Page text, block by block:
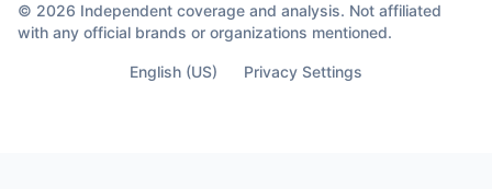
© 2026 Independent coverage and analysis. Not affiliated
with any official brands or organizations mentioned.
English (US) Privacy Settings